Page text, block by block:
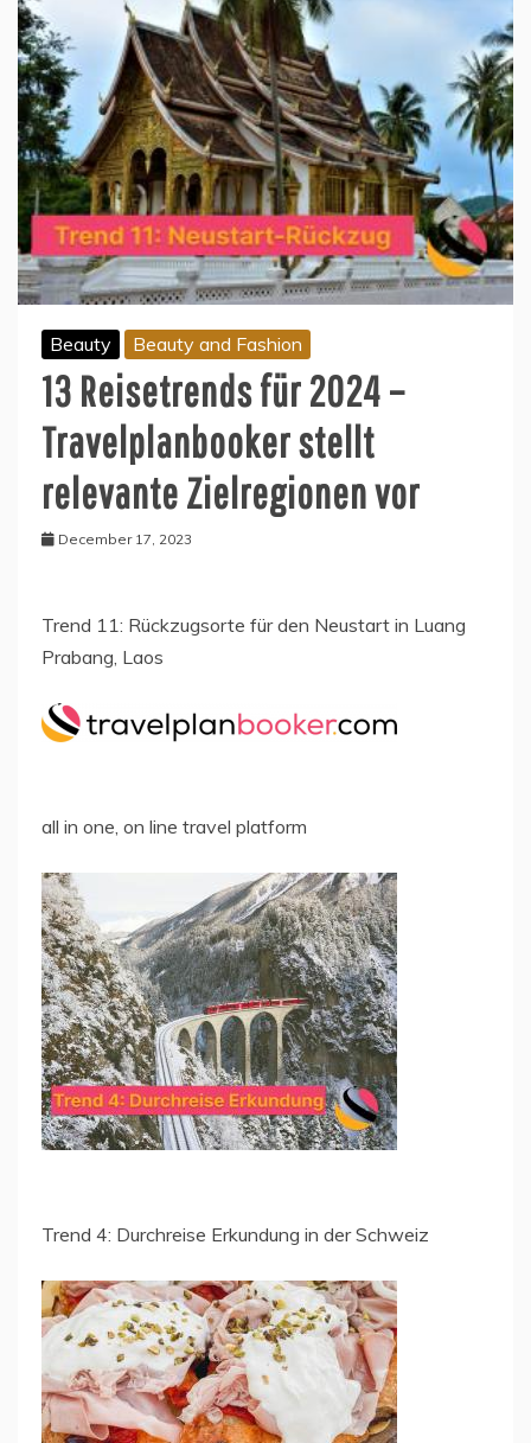
Beauty Beauty and Fashion
13 Reisetrends für 2024 –
Travelplanbooker stellt
relevante Zielregionen vor
December 17, 2023
Trend 11: Rückzugsorte für den Neustart in Luang
Prabang, Laos
all in one, on line travel platform
Trend 4: Durchreise Erkundung in der Schweiz